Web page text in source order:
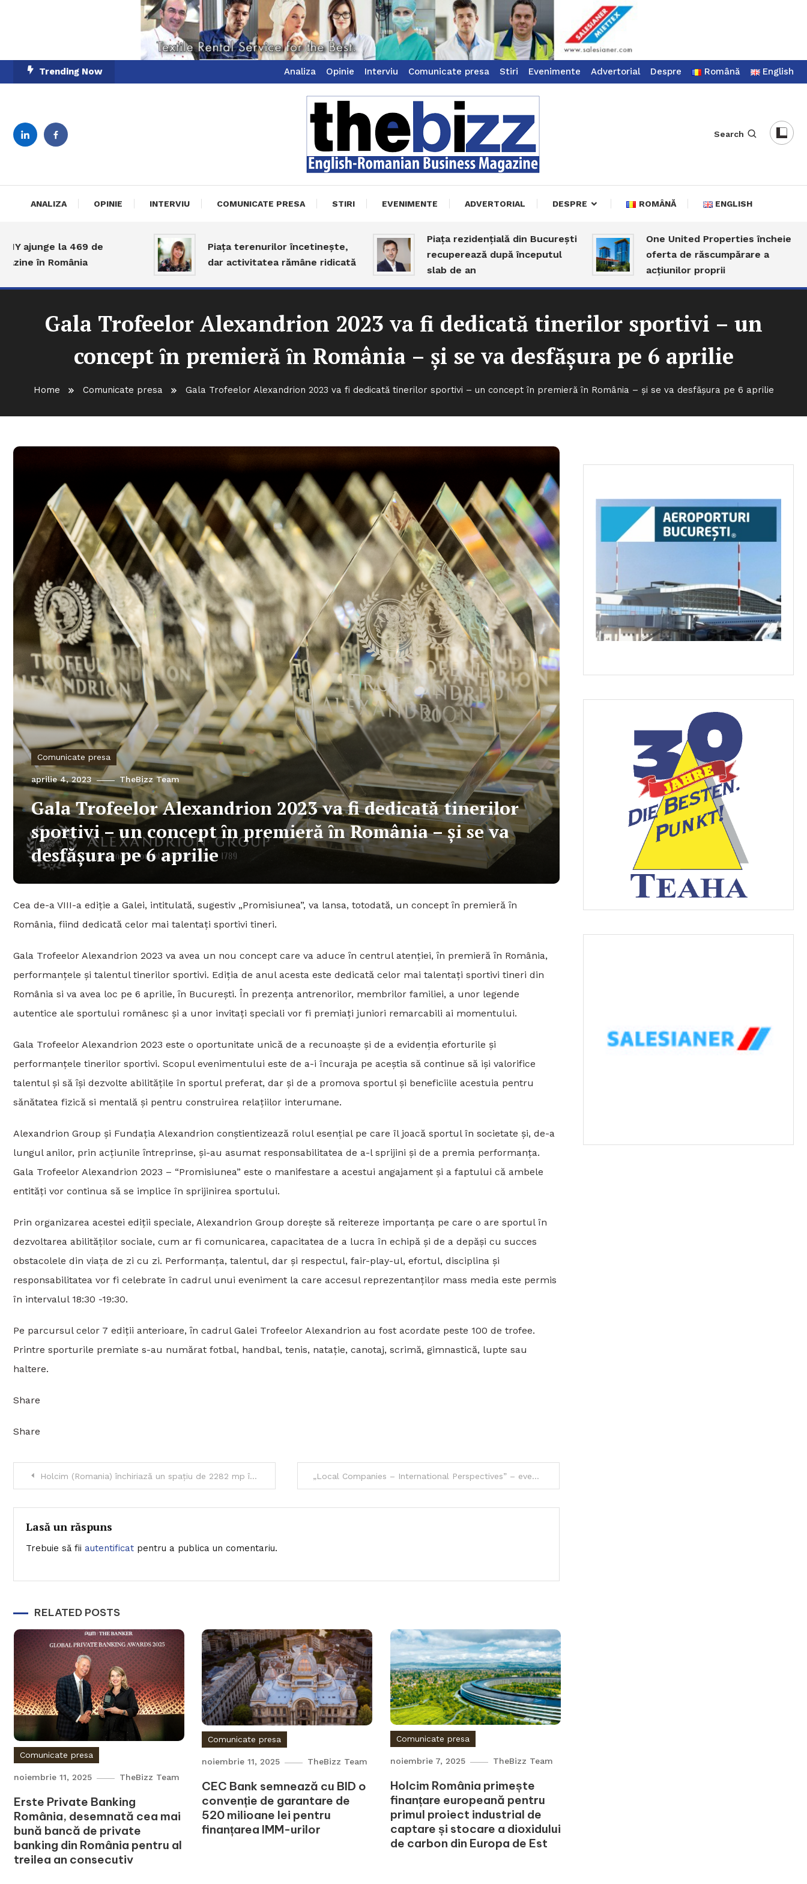
To
Trending Now Analiza Opinie Interviu Comunicate presa Stiri Evenimente Advertorial Despre Română English
TheBizz
Search
ANALIZA OPINIE INTERVIU COMUNICATE PRESA STIRI EVENIMENTE ADVERTORIAL DESPRE ROMÂNĂ ENGLISH
la 469 de
în România
Piața terenurilor încetinește,
dar activitatea rămâne ridicată
Piața rezidențială din București
recuperează după începutul
slab de an
One United Properties încheie
oferta de răscumpărare a
acțiunilor proprii
Gala Trofeelor Alexandrion 2023 va fi dedicată tinerilor sportivi – un
concept ȋn premieră ȋn România – şi se va desfăşura pe 6 aprilie
Home Comunicate presa Gala Trofeelor Alexandrion 2023 va fi dedicată tinerilor sportivi – un concept ȋn premieră ȋn România – şi se va desfăşura pe 6 aprilie
Comunicate presa
aprilie 4, 2023 TheBizz Team
Gala Trofeelor Alexandrion 2023 va fi dedicată tinerilor
sportivi – un concept ȋn premieră ȋn România – şi se va
desfăşura pe 6 aprilie
Cea de-a VIII-a ediţie a Galei, intitulată, sugestiv „Promisiunea”, va lansa, totodată, un concept ȋn premieră ȋn
România, fiind dedicată celor mai talentați sportivi tineri.
Gala Trofeelor Alexandrion 2023 va avea un nou concept care va aduce ȋn centrul atenţiei, ȋn premieră ȋn România,
performanţele şi talentul tinerilor sportivi. Ediţia de anul acesta este dedicată celor mai talentați sportivi tineri din
România si va avea loc pe 6 aprilie, ȋn Bucureşti. În prezența antrenorilor, membrilor familiei, a unor legende
autentice ale sportului românesc și a unor invitați speciali vor fi premiați juniori remarcabili ai momentului.
Gala Trofeelor Alexandrion 2023 este o oportunitate unică de a recunoaște și de a evidenția eforturile și
performanțele tinerilor sportivi. Scopul evenimentului este de a-i încuraja pe aceştia să continue să iși valorifice
talentul şi să ȋşi dezvolte abilitățile în sportul preferat, dar şi de a promova sportul și beneficiile acestuia pentru
sănătatea fizică si mentală și pentru construirea relaţiilor interumane.
Alexandrion Group şi Fundația Alexandrion conştientizează rolul esenţial pe care îl joacă sportul în societate și, de-a
lungul anilor, prin acţiunile ȋntreprinse, şi-au asumat responsabilitatea de a-l sprijini și de a premia performanța.
Gala Trofeelor Alexandrion 2023 – “Promisiunea” este o manifestare a acestui angajament și a faptului că ambele
entităţi vor continua să se implice în sprijinirea sportului.
Prin organizarea acestei ediții speciale, Alexandrion Group dorește să reitereze importanța pe care o are sportul în
dezvoltarea abilităților sociale, cum ar fi comunicarea, capacitatea de a lucra în echipă și de a depăși cu succes
obstacolele din viața de zi cu zi. Performanţa, talentul, dar şi respectul, fair-play-ul, efortul, disciplina și
responsabilitatea vor fi celebrate în cadrul unui eveniment la care accesul reprezentanților mass media este permis
în intervalul 18:30 -19:30.
Pe parcursul celor 7 ediţii anterioare, ȋn cadrul Galei Trofeelor Alexandrion au fost acordate peste 100 de trofee.
Printre sporturile premiate s-au numărat fotbal, handbal, tenis, nataţie, canotaj, scrimă, gimnastică, lupte sau
haltere.
Share
Share
Navigare
în
articole
Holcim (Romania) închiriază un spațiu de 2282 mp în complexul de birouri certificat verde, Oregon Park „Local Companies – International Perspectives” – eveniment dedicat comunității de afaceri din Moldova
Lasă un răspuns
Trebuie să fii autentificat pentru a publica un comentariu.
RELATED POSTS
Comunicate presa
noiembrie 11, 2025 TheBizz Team
Erste Private Banking
România, desemnată cea mai
bună bancă de private
banking din România pentru al
treilea an consecutiv
Comunicate presa
noiembrie 11, 2025 TheBizz Team
CEC Bank semnează cu BID o
convenție de garantare de
520 milioane lei pentru
finanțarea IMM-urilor
Comunicate presa
noiembrie 7, 2025 TheBizz Team
Holcim România primește
finanțare europeană pentru
primul proiect industrial de
captare și stocare a dioxidului
de carbon din Europa de Est